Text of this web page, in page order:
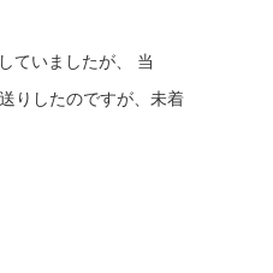
ていましたが、 当
りしたのですが、未着